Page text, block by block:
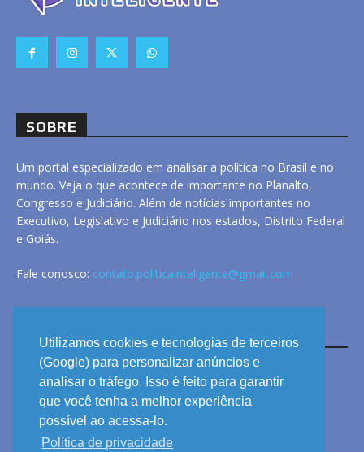
Utilizamos cookies e tecnologias de terceiros
(Google) para personalizar anúncios e
analisar o tráfego. Isso é feito para garantir
que você tenha a melhor experiência
possível ao acessa-lo.
Política de privacidade
SOBRE
Um portal especializado em analisar a política no Brasil e no
mundo. Veja o que acontece de importante no Planalto,
Congresso e Judiciário. Além de notícias importantes no
Executivo, Legislativo e Judiciário nos estados, Distrito Federal
e Goiás.
Fale conosco: contato.politicainteligente@gmail.com
LINKS
ANUNCIE
PRIVACIDADE
CONTATO